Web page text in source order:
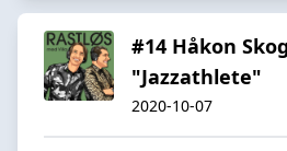
#14 Håkon
"Jazzathlete"
2020-10-07